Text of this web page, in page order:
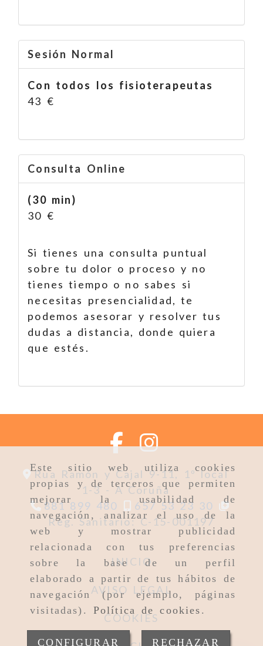
Este sitio web utiliza cookies
propias y de terceros que permiten
mejorar la usabilidad de
navegación, analizar el uso de la
web y mostrar publicidad
relacionada con tus preferencias
sobre la base de un perfil
elaborado a partir de tus hábitos de
navegación (por ejemplo, páginas
visitadas). Política de cookies .
CONFIGURAR RECHAZAR
Sesión Normal
Con todos los fisioterapeutas
43 €
Consulta Online
(30 min)
30 €
Si tienes una consulta puntual
sobre tu dolor o proceso y no
tienes tiempo o no sabes si
necesitas presencialidad, te
podemos asesorar y resolver tus
dudas a distancia, donde quiera
que estés.
Rua Ramón y Cajal 9-11, 1º local
1-3 -A Coruña
881 899 480
657 53 23 30
Reg. Sanitario: C-15-001197
INICIO
AVISO LEGAL
COOKIES